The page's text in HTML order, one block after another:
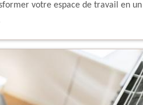
votre espace de travail en